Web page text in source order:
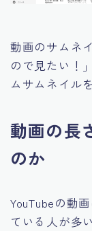
動画のサムネ
ので見たい！
ムサムネイル
動画の長
のか
YouTubeの動
ている人が多